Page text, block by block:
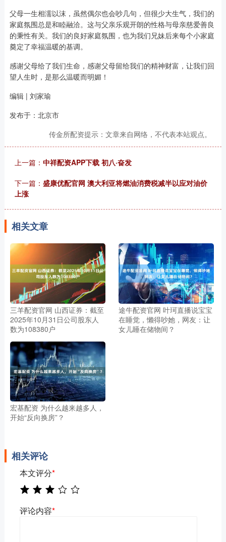
父母一生相濡以沫，虽然偶尔也会吵几句，但很少大生气，我们的
家庭氛围总是和睦融洽。这与父亲乐观开朗的性格与母亲慈爱善良
的秉性有关。我们的良好家庭氛围，也为我们兄妹后来每个小家庭
奠定了幸福温暖的基调。
感谢父母给了我们生命，感谢父母留给我们的精神财富，让我们回
望人生时，是那么温暖而明媚！
编辑 | 刘家瑜
发布于：北京市
传金所配资提示：文章来自网络，不代表本站观点。
上一篇： 中祥配资APP下载 初八·奋发
下一篇： 盛康优配官网 澳大利亚将燃油消费税减半以应对油价
上涨
相关文章
三羊配资官网 山西证券：截至
2025年10月31日公司股东人
数为108380户
途牛配资官网 叶珂直播说宝宝
在睡觉，懒得吵她，网友：让
女儿睡在储物间？
宏基配资 为什么越来越多人，
开始“反向换房”？
相关评论
本文评分*
评论内容*